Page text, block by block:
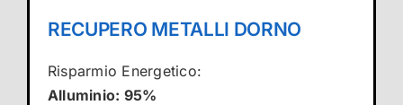
RECUPERO METALLI DORNO
Risparmio Energetico:
Alluminio: 95%